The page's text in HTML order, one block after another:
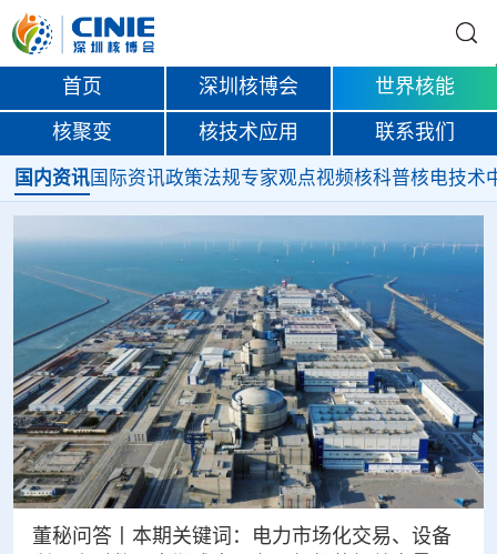
首页 深圳核博会 世界核能
核聚变 核技术应用 联系我们
国内资讯国际资讯政策法规专家观点视频核科普核电技术
董秘问答丨本期关键词：电力市场化交易、设备